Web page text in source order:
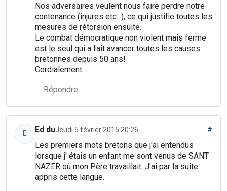
Nos adversaires veulent nous faire perdre notre
contenance (injures etc...), ce qui justifie toutes les
mesures de rétorsion ensuite.
Le combat démocratique non violent mais ferme
est le seul qui a fait avancer toutes les causes
bretonnes depuis 50 ans!
Cordialement
Répondre
E Ed duJeudi 5 février 2015 20:26 #
Les premiers mots bretons que j'ai entendus
lorsque j' étais un enfant me sont venus de SANT
NAZER où mon Père travaillait. J'ai par la suite
appris cette langue.